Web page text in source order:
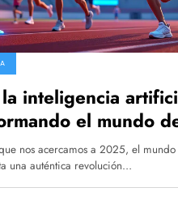
inteligencia
el mundo
nos acercamos a 2025, el
una auténtica revolución…